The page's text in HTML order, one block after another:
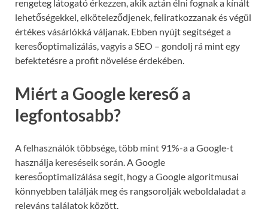
rengeteg látogató érkezzen, akik aztán élni fognak a kínált
lehetőségekkel, elköteleződjenek, feliratkozzanak és végül
értékes vásárlókká váljanak. Ebben nyújt segítséget a
keresőoptimalizálás, vagyis a SEO – gondolj rá mint egy
befektetésre a profit növelése érdekében.
Miért a Google kereső a
legfontosabb?
A felhasználók többsége, több mint 91%-a a Google-t
használja kereséseik során. A Google
keresőoptimalizálása segít, hogy a Google algoritmusai
könnyebben találják meg és rangsorolják weboldaladat a
releváns találatok között.